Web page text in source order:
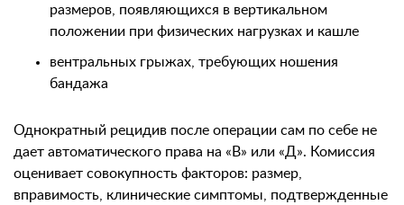
размеров, появляющихся в вертикальном
положении при физических нагрузках и кашле
вентральных грыжах, требующих ношения
бандажа
Однократный рецидив после операции сам по себе не
дает автоматического права на «В» или «Д». Комиссия
оценивает совокупность факторов: размер,
вправимость, клинические симптомы, подтвержденные